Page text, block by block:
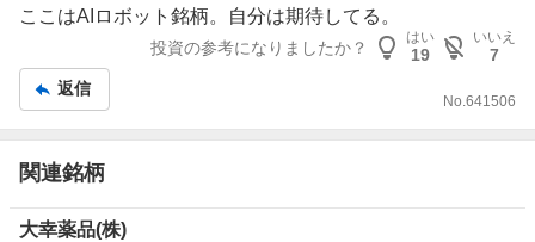
示
記
事
ここはAI ロボット 銘柄。自分は期待してる。
投資の参考になりましたか？
はい
19
いいえ
7
返信
No. 641506
関連銘柄
大幸薬品(株)